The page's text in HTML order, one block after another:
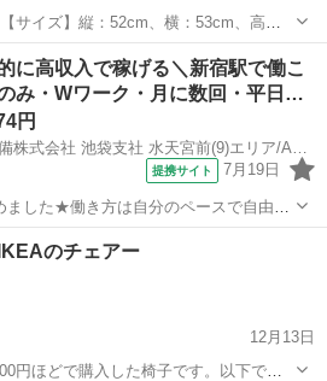
サイズ】縦：52cm、横：53cm、高
どの状態】使用時についた小傷が有
くすくの製品だけに、立て付けがしっ
駅 椅子 ベビー
に高収入で稼げる＼新宿駅で働こ
み・Wワーク・月に数回・平日…
円
提携サイト 7月19日
した★働き方は自分のペースで自由に
ト案件をご用意中！ 土日のみや月に数回
駅
のチェアー
12月13日
円ほどで購入した椅子です。以下で取